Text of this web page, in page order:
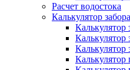
Расчет водостока
Калькулятор забора
Калькулятор
Калькулятор
Калькулятор